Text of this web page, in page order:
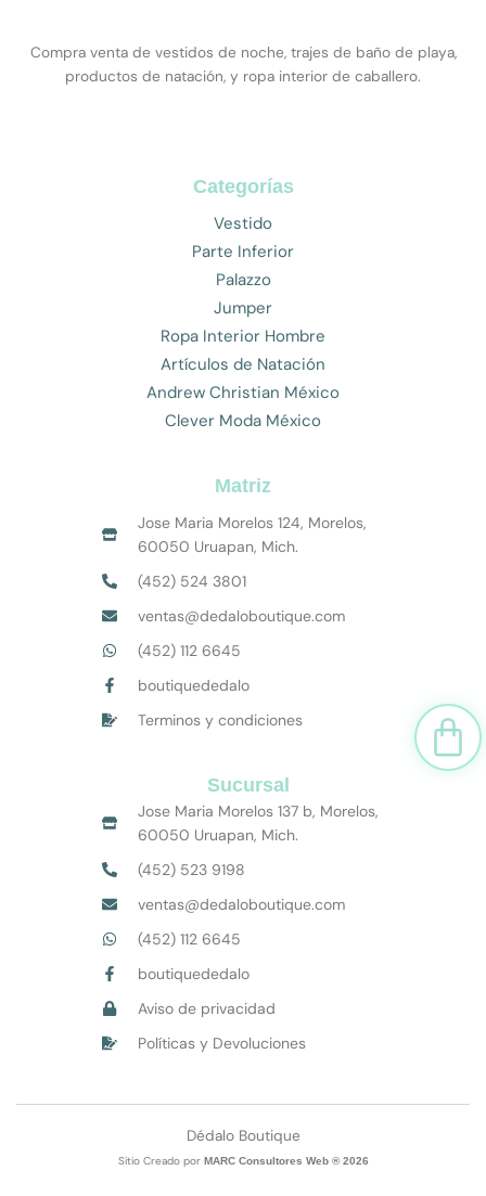
Compra venta de vestidos de noche, trajes de baño de playa,
productos de natación, y ropa interior de caballero.
Categorías
Vestido
Parte Inferior
Palazzo
Jumper
Ropa Interior Hombre
Artículos de Natación
Andrew Christian México
Clever Moda México
Matriz
Jose Maria Morelos 124, Morelos,
60050 Uruapan, Mich.
(452) 524 3801
ventas@dedaloboutique.com
(452) 112 6645
boutiquededalo
Terminos y condiciones
Sucursal
Jose Maria Morelos 137 b, Morelos,
60050 Uruapan, Mich.
(452) 523 9198
ventas@dedaloboutique.com
(452) 112 6645
boutiquededalo
Aviso de privacidad
Políticas y Devoluciones
Dédalo Boutique
Sitio Creado por MARC Consultores Web ® 2026